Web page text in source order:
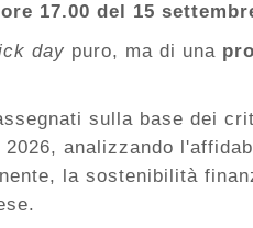
ore 17.00 del 15
day puro, ma di una
sulla base dei
2026, analizzando
la sostenibilità